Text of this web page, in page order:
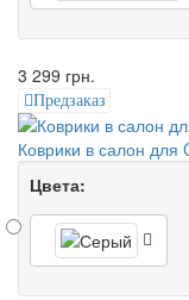
3 299 грн.
Предзаказ
Коврики в салон для
Цвета: